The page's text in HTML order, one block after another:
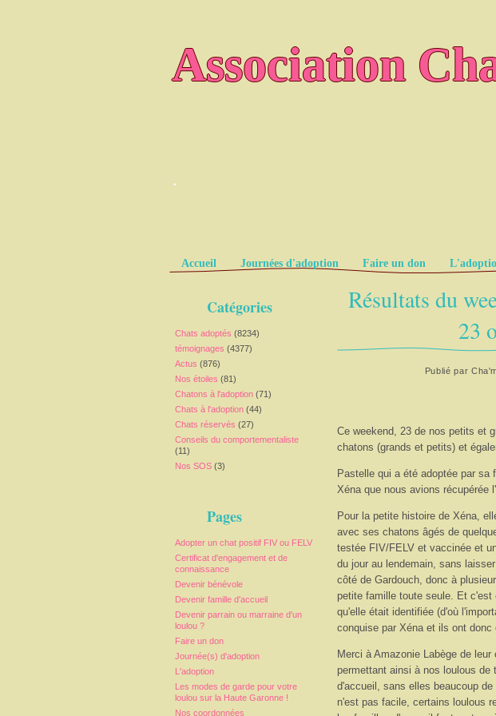
Association
.
Pages
Accueil Journées d'adoption Faire un don
Catégories
Chats adoptés (8234)
témoignages (4377)
Actus (876)
Nos étoiles (81)
Chatons à l'adoption (71)
Chats à l'adoption (44)
Chats réservés (27)
Conseils du comportementaliste
(11)
Nos SOS (3)
Pages
Adopter un chat positif FIV ou FELV
Certificat d'engagement et de
connaissance
Devenir bénévole
Devenir famille d'accueil
Devenir parrain ou marraine d'un
loulou ?
Faire un don
Journée(s) d'adoption
L'adoption
Les modes de garde pour votre
loulou sur la Haute Garonne !
Nos coordonnées
Résultats du
23
Publié par
Ce weekend, 23 de nos petits et
chatons (grands et petits) et
Pastelle qui a été adoptée par
Xéna que nous avions récupérée
Pour la petite histoire de Xéna,
avec ses chatons âgés de
testée FIV/FELV et vaccinée et
du jour au lendemain, sans
côté de Gardouch, donc à
petite famille toute seule. Et
qu'elle était identifiée (d'où
conquise par Xéna et ils ont donc
Merci à Amazonie Labège de
permettant ainsi à nos loulous
d'accueil, sans elles beaucoup
n'est pas facile, certains loulous